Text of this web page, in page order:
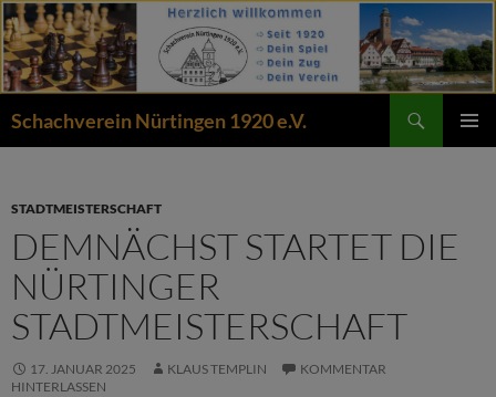
Zum
Inhalt
springen
Schachverein Nürtingen 1920 e.V.
STADTMEISTERSCHAFT
DEMNÄCHST STARTET DIE
NÜRTINGER
STADTMEISTERSCHAFT
17. JANUAR 2025 KLAUS TEMPLIN
KOMMENTAR
HINTERLASSEN